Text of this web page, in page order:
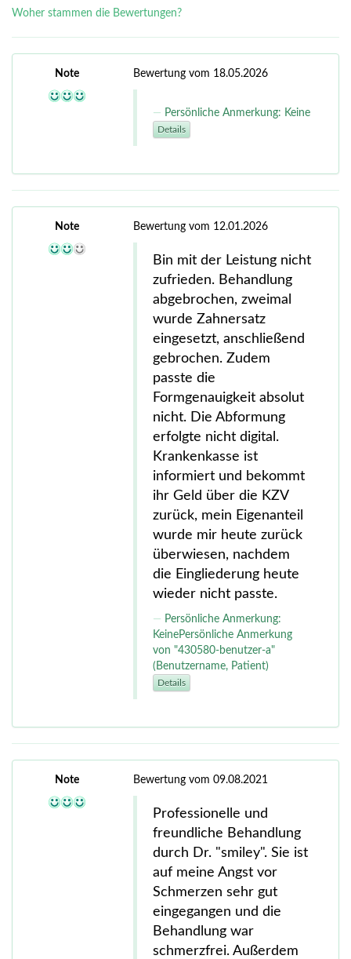
Woher stammen die Bewertungen?
Note Bewertung vom 18.05.2026
Persönliche Anmerkung: Keine
Details
Note Bewertung vom 12.01.2026
Bin mit der Leistung nicht
zufrieden. Behandlung
abgebrochen, zweimal
wurde Zahnersatz
eingesetzt, anschließend
gebrochen. Zudem
passte die
Formgenauigkeit absolut
nicht. Die Abformung
erfolgte nicht digital.
Krankenkasse ist
informiert und bekommt
ihr Geld über die KZV
zurück, mein Eigenanteil
wurde mir heute zurück
überwiesen, nachdem
die Eingliederung heute
wieder nicht passte.
Persönliche Anmerkung:
KeinePersönliche Anmerkung
von "430580-benutzer-a"
(Benutzername, Patient)
Details
Note Bewertung vom 09.08.2021
Professionelle und
freundliche Behandlung
durch Dr. "smiley". Sie ist
auf meine Angst vor
Schmerzen sehr gut
eingegangen und die
Behandlung war
schmerzfrei. Außerdem